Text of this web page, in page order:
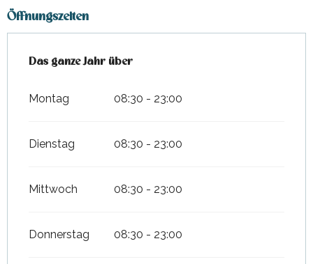
Öffnungszeiten
Das ganze Jahr über
Das ganze Jahr über
Montag 08:30 - 23:00
Dienstag 08:30 - 23:00
Mittwoch 08:30 - 23:00
Donnerstag 08:30 - 23:00